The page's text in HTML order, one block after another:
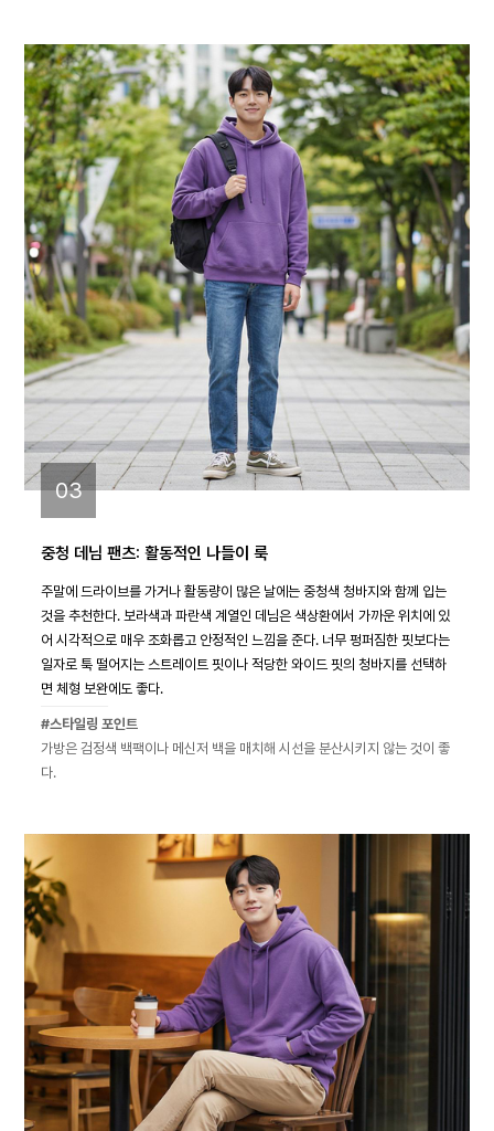
03
중청 데님 팬츠: 활동적인 나들이 룩
주말에 드라이브를 가거나 활동량이 많은 날에는 중청색 청바지와 함께 입는
것을 추천한다. 보라색과 파란색 계열인 데님은 색상환에서 가까운 위치에 있
어 시각적으로 매우 조화롭고 안정적인 느낌을 준다. 너무 펑퍼짐한 핏보다는
일자로 툭 떨어지는 스트레이트 핏이나 적당한 와이드 핏의 청바지를 선택하
면 체형 보완에도 좋다.
#스타일링 포인트
가방은 검정색 백팩이나 메신저 백을 매치해 시선을 분산시키지 않는 것이 좋
다.